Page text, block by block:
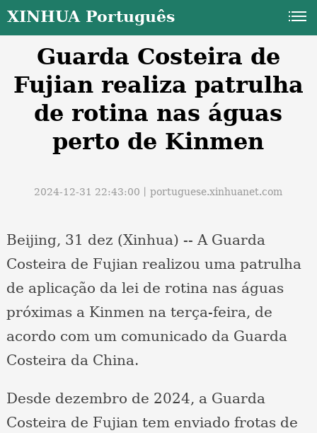
XINHUA Português
Guarda Costeira de
Fujian realiza patrulha
de rotina nas águas
perto de Kinmen
2024-12-31 22:43:00丨portuguese.xinhuanet.com
Beijing, 31 dez (Xinhua) -- A Guarda
Costeira de Fujian realizou uma patrulha
de aplicação da lei de rotina nas águas
próximas a Kinmen na terça-feira, de
acordo com um comunicado da Guarda
Costeira da China.
Desde dezembro de 2024, a Guarda
Costeira de Fujian tem enviado frotas de